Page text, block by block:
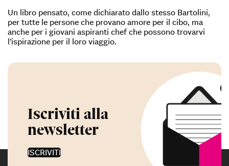
Un libro pensato, come dichiarato dallo stesso Bartolini,
per tutte le persone che provano amore per il cibo, ma
anche per i giovani aspiranti chef che possono trovarvi
l’ispirazione per il loro viaggio.
Iscriviti alla
newsletter
ISCRIVITI